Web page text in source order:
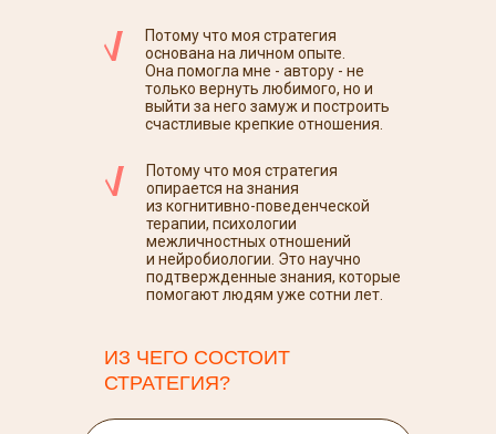
ИЗ ЧЕГО СОСТОИТ
СТРАТЕГИЯ?
Потому что моя стратегия
опирается на знания
из когнитивно-поведенческой
терапии, психологии
межличностных отношений
и нейробиологии. Это научно
подтвержденные знания, которые
помогают людям уже сотни лет.
Потому что моя стратегия
основана на личном опыте.
Она помогла мне - автору - не
только вернуть любимого, но и
выйти за него замуж и построить
счастливые крепкие отношения.